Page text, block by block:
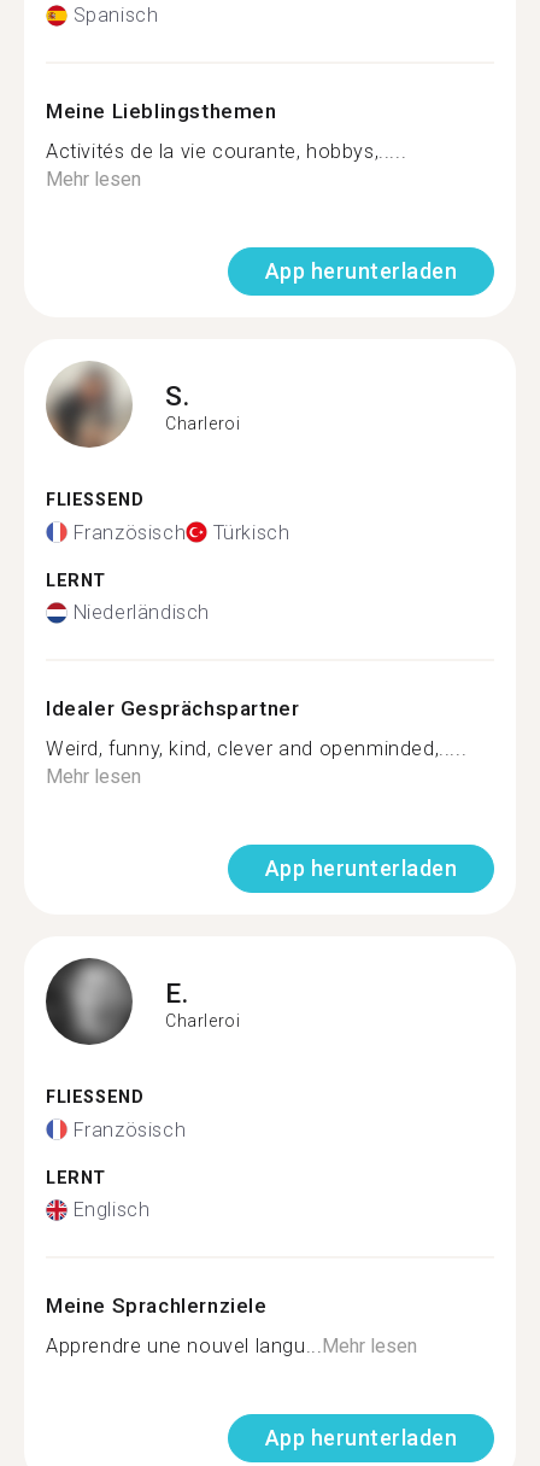
Spanisch
Meine Lieblingsthemen
Activités de la vie courante, hobbys,.....
Mehr lesen
App herunterladen
S.
Charleroi
FLIESSEND
Französisch Türkisch
LERNT
Niederländisch
Idealer Gesprächspartner
Weird, funny, kind, clever and openminded,.....
Mehr lesen
App herunterladen
E.
Charleroi
FLIESSEND
Französisch
LERNT
Englisch
Meine Sprachlernziele
Apprendre une nouvel langu...Mehr lesen
App herunterladen